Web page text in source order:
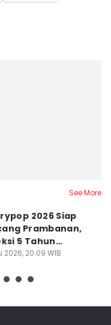
See More
2026 Siap
Prambanan,
5 Tahun
2026, 20:09 WIB